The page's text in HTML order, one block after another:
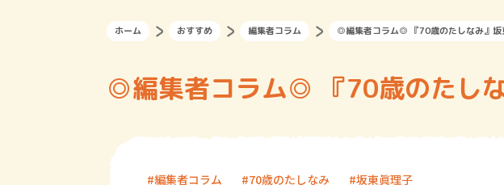
ホーム おすすめ 編集者コラム ◎編集者コラム◎ 『70歳のたしなみ』坂
◎編集者コラム◎ 『70歳のたし
編集者コラム 70歳のたしなみ 坂東眞理子